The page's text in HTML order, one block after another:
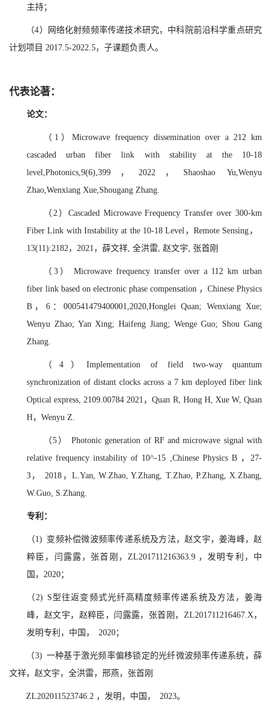
主持；
（4）
网络化射频频率传递技术研究，中科院前沿科学重点研究
计划项目 2017.5-2022.5，子课题负责人。
代表论著：
论文：
（1）Microwave frequency dissemination over a 212 km
cascaded urban fiber link with stability at the 10-18
level,Photonics,9(6),399，2022，Shaoshao Yu,Wenyu
Zhao,Wenxiang Xue,Shougang Zhang.
（2） Cascaded Microwave Frequency Transfer over 300-km
Fiber Link with Instability at the 10-18 Level，Remote Sensing，
13(11):2182，2021，薛文祥, 全洪雷, 赵文宇, 张首刚
（3）
Microwave frequency transfer over a 112 km urban
fiber link based on electronic phase compensation ，Chinese Physics
B，6：000541479400001,2020,Honglei Quan; Wenxiang Xue;
Wenyu Zhao; Yan Xing; Haifeng Jiang; Wenge Guo; Shou Gang
Zhang.
（4 ）Implementation of field two-way quantum
synchronization of distant clocks across a 7 km deployed fiber link
Optical express, 2109.00784 2021，Quan R, Hong H, Xue W, Quan
H，Wenyu Z.
（5 ）
Photonic generation of RF and microwave signal with
relative frequency instability of 10^-15 ,Chinese Physics B ，27-
3， 2018，L.Yan, W.Zhao, Y.Zhang, T.Zhao, P.Zhang, X.Zhang,
W.Guo, S.Zhang.
专利：
（1) 变频补偿微波频率传递系统及方法，赵文宇，姜海峰，赵
粹臣，闫露露，张首刚，ZL201711216363.9 ，发明专利，中
国，2020；
（2) S型往返变频式光纤高精度频率传递系统及方法，姜海
峰，赵文宇，赵粹臣，闫露露，张首刚，ZL201711216467.X，
发明专利，中国， 2020；
（3) 一种基于激光频率偏移锁定的光纤微波频率传递系统，薛
文祥，赵文宇，全洪雷，邢燕，张首刚
ZL202011523746.2 ，发明，中国， 2023。